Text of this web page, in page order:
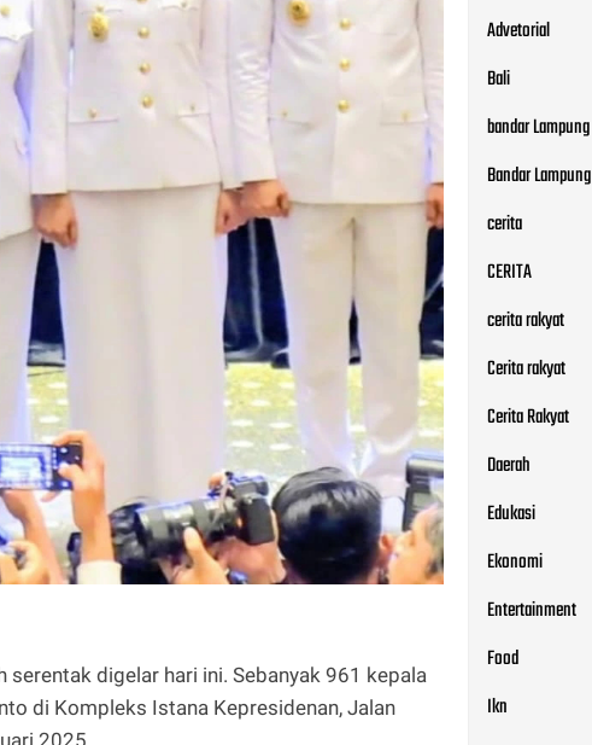
digelar hari ini. Sebanyak 961 kepala
di Kompleks Istana Kepresidenan, Jalan
Advetorial
Bali
bandar Lampung
Bandar Lampung
cerita
CERITA
cerita rakyat
Cerita rakyat
Cerita Rakyat
Daerah
Edukasi
Ekonomi
Entertainment
Food
Ikn